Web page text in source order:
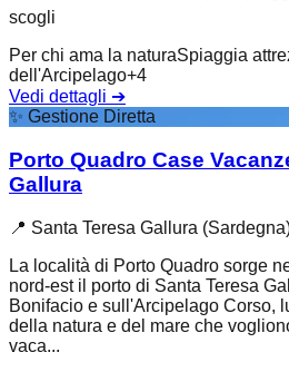
scogli
Per chi ama la naturaSpiaggia
dell'Arcipelago+4
Vedi dettagli ➔
✨ Gestione Diretta
Porto Quadro Case
Gallura
📍 Santa Teresa Gallura
La località di Porto Quadro sorge
nord-est il porto di Santa Teresa
Bonifacio e sull'Arcipelago Corso,
della natura e del mare che
vaca...